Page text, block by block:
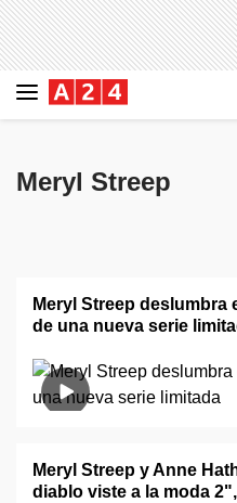
Meryl Streep
Meryl Streep deslumbra
de una nueva serie
Meryl Streep y Anne
diablo viste a la moda